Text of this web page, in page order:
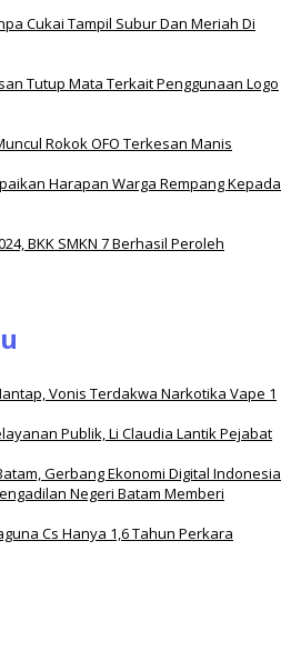
Cukai Tampil Subur Dan Meriah Di
Tutup Mata Terkait Penggunaan Logo
Rokok OFO Terkesan Manis
Harapan Warga Rempang Kepada
BKK SMKN 7 Berhasil Peroleh
Vonis Terdakwa Narkotika Vape 1
Publik, Li Claudia Lantik Pejabat
Gerbang Ekonomi Digital Indonesia
Negeri Batam Memberi
Cs Hanya 1,6 Tahun Perkara